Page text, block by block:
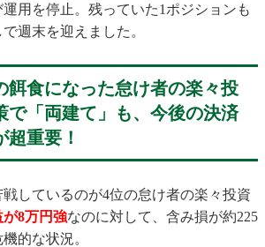
用を停止。残っていた1ポジションも
週末を迎えました。
餌食になった怠け者の楽々投
で「両建て」も、今後の決済
重要！
しているのが4位の怠け者の楽々投資
が8万円強なのに対して、含み損が約225
的な状況。